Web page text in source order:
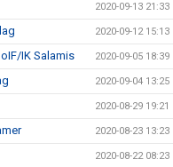
2020-09-13 21:33
2020-09-12 15:13
IK Salamis 2020-09-05 18:39
2020-09-04 13:25
2020-08-29 19:21
2020-08-23 13:23
2020-08-22 08:23